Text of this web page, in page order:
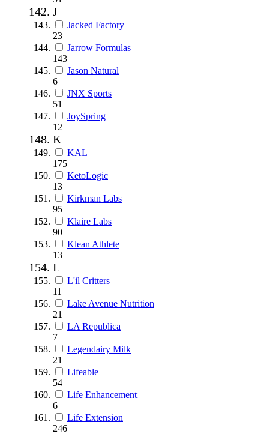
J
Jacked Factory
23
Jarrow Formulas
143
Jason Natural
6
JNX Sports
51
JoySpring
12
K
KAL
175
KetoLogic
13
Kirkman Labs
95
Klaire Labs
90
Klean Athlete
13
L
L'il Critters
11
Lake Avenue Nutrition
21
LA Republica
7
Legendairy Milk
21
Lifeable
54
Life Enhancement
6
Life Extension
246